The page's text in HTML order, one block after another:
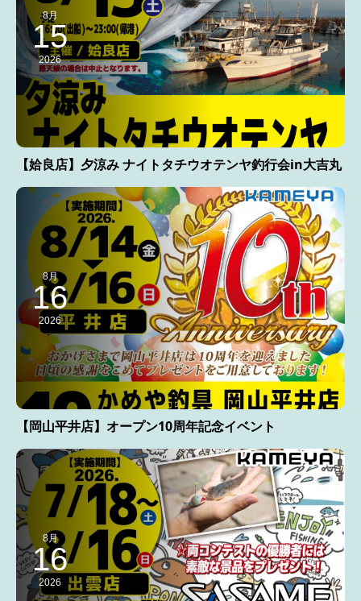
8月
15
2026
【姶良店】夕涼み ナイトタチウオテンヤ釣行会in大吉丸
8月
16
2026
【岡山平井店】オープン10周年記念イベント
8月
16
2026